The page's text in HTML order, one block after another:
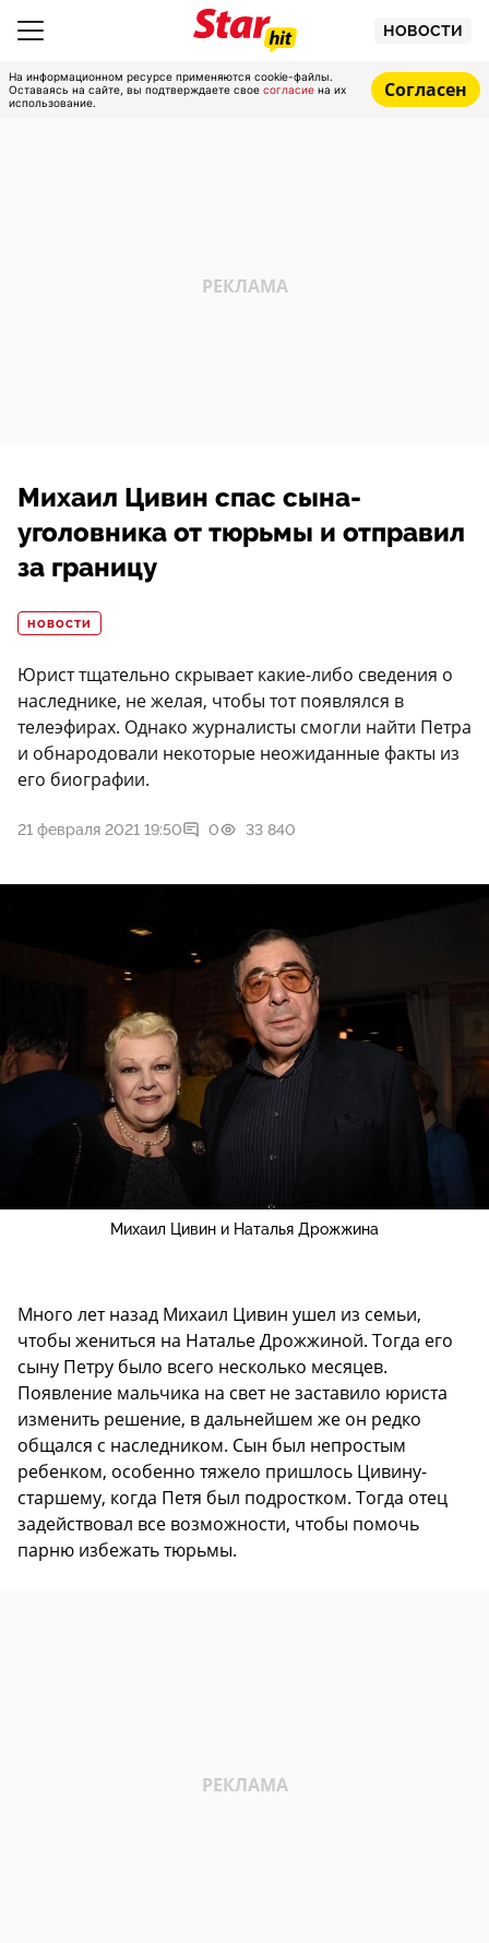
НОВОСТИ
На информационном ресурсе применяются cookie-файлы.
Оставаясь на сайте, вы подтверждаете свое согласие на их
использование.
Согласен
Михаил Цивин спас сына-
уголовника от тюрьмы и отправил
за границу
НОВОСТИ
Юрист тщательно скрывает какие-либо сведения о
наследнике, не желая, чтобы тот появлялся в
телеэфирах. Однако журналисты смогли найти Петра
и обнародовали некоторые неожиданные факты из
его биографии.
21 февраля 2021 19:50 0 33 840
Михаил Цивин и Наталья Дрожжина
Много лет назад Михаил Цивин ушел из семьи,
чтобы жениться на Наталье Дрожжиной. Тогда его
сыну Петру было всего несколько месяцев.
Появление мальчика на свет не заставило юриста
изменить решение, в дальнейшем же он редко
общался с наследником. Сын был непростым
ребенком, особенно тяжело пришлось Цивину-
старшему, когда Петя был подростком. Тогда отец
задействовал все возможности, чтобы помочь
парню избежать тюрьмы.